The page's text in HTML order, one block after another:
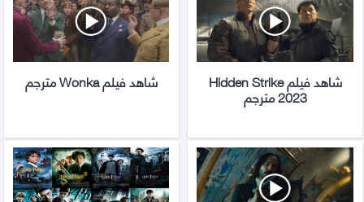
شاهد فيلم Hidden Strike
2023 مترجم
شاهد فيلم Wonka مترجم